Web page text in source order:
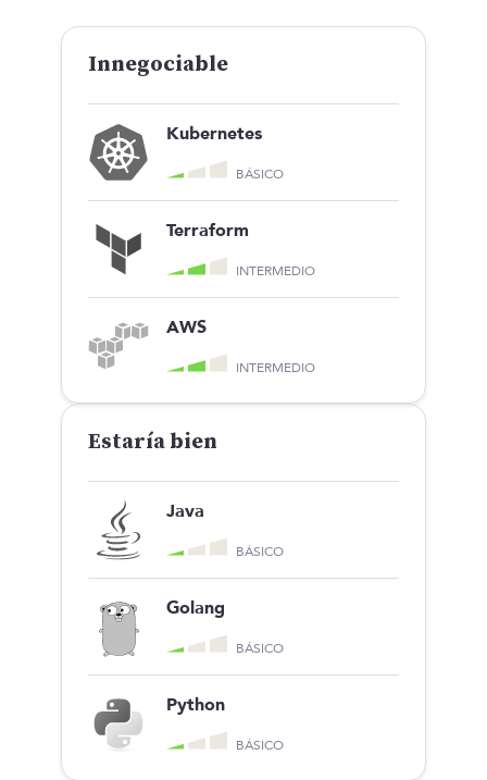
Innegociable
Kubernetes
BÁSICO
Terraform
INTERMEDIO
AWS
INTERMEDIO
Estaría bien
Java
BÁSICO
Golang
BÁSICO
Python
BÁSICO